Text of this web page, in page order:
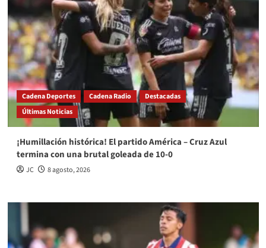
Cadena Deportes Cadena Radio
Destacadas
Últimas Noticias
¡Humillación histórica! El partido América – Cruz Azul
termina con una brutal goleada de 10-0
JC 8 agosto, 2026